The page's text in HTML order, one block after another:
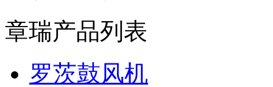
章瑞产品列表
罗茨鼓风机